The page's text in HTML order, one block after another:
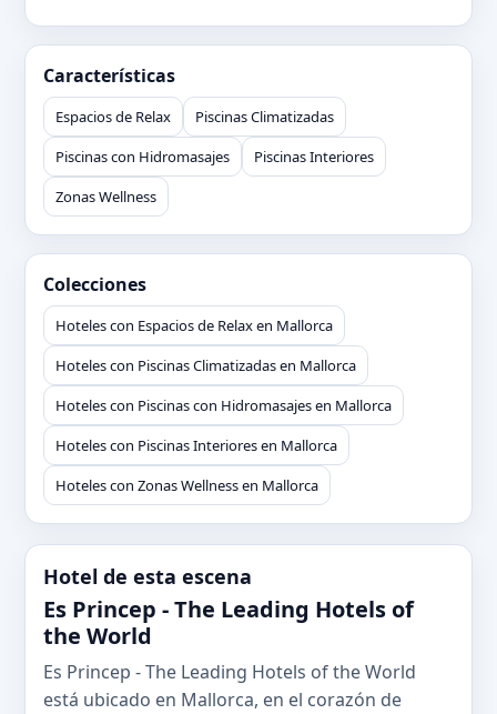
Características
Espacios de Relax
Piscinas Climatizadas
Piscinas con Hidromasajes
Piscinas Interiores
Zonas Wellness
Colecciones
Hoteles con Espacios de Relax en Mallorca
Hoteles con Piscinas Climatizadas en Mallorca
Hoteles con Piscinas con Hidromasajes en Mallorca
Hoteles con Piscinas Interiores en Mallorca
Hoteles con Zonas Wellness en Mallorca
Hotel de esta escena
Es Princep - The Leading Hotels of
the World
Es Princep - The Leading Hotels of the World
está ubicado en Mallorca, en el corazón de